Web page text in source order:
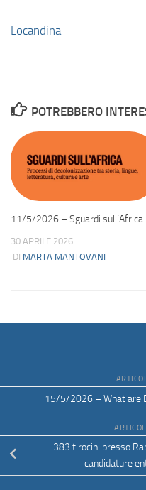
Locandina
POTREBBERO
11/5/2026 – Sguardi sull’Africa
30 APRILE 2026
DI MARTA MANTOVANI
15/5/2026 – What are
383 tirocini presso
candidature